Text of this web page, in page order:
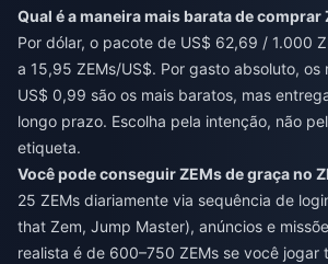
Qual é a maneira mais barata de comprar
Por dólar, o pacote de US$ 62,69 / 1.000
a 15,95 ZEMs/US$. Por gasto absoluto,
US$ 0,99 são os mais baratos, mas
longo prazo. Escolha pela intenção, não
etiqueta.
Você pode conseguir ZEMs de graça no
25 ZEMs diariamente via sequência de
that Zem, Jump Master), anúncios e
realista é de 600–750 ZEMs se você jogar